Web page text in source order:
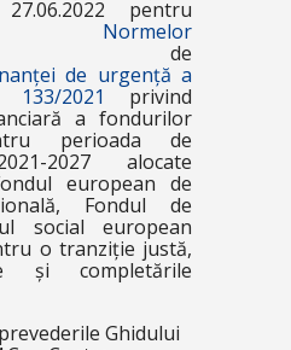
pentru
Normelor
de urgență a
2021
privind
a fondurilor
perioada de
2027 alocate
european de
Fondul de
social european
o tranziție justă,
și completările
Ghidului